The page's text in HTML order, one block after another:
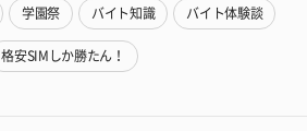
学園祭 バイト知識 バイト体験談
格安SIMしか勝たん！